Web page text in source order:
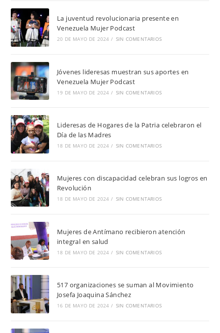
La juventud revolucionaria presente en
Venezuela Mujer Podcast
20 DE MAYO DE 2024 / SIN COMENTARIOS
Jóvenes lideresas muestran sus aportes en
Venezuela Mujer Podcast
19 DE MAYO DE 2024 / SIN COMENTARIOS
Lideresas de Hogares de la Patria celebraron el
Día de las Madres
18 DE MAYO DE 2024 / SIN COMENTARIOS
Mujeres con discapacidad celebran sus logros en
Revolución
18 DE MAYO DE 2024 / SIN COMENTARIOS
Mujeres de Antímano recibieron atención
integral en salud
18 DE MAYO DE 2024 / SIN COMENTARIOS
517 organizaciones se suman al Movimiento
Josefa Joaquina Sánchez
16 DE MAYO DE 2024 / SIN COMENTARIOS